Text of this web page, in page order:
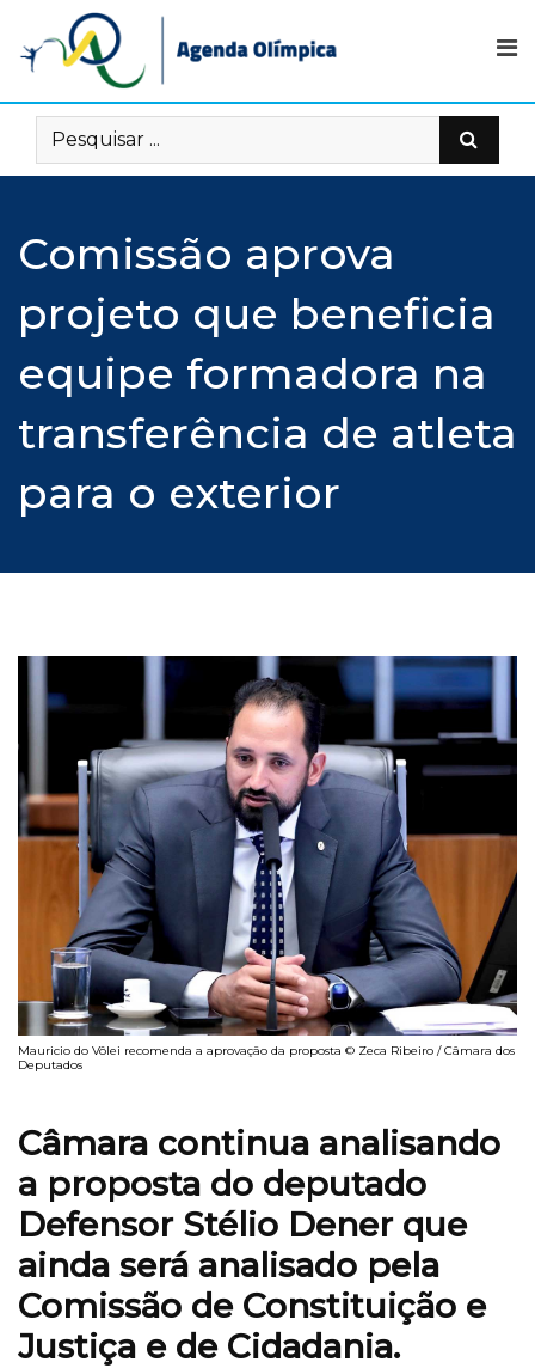
content
Comissão aprova
projeto que beneficia
equipe formadora na
transferência de atleta
para o exterior
Mauricio do Vôlei recomenda a aprovação da proposta © Zeca Ribeiro / Câmara dos
Deputados
Câmara continua analisando
a proposta do deputado
Defensor Stélio Dener que
ainda será analisado pela
Comissão de Constituição e
Justiça e de Cidadania.